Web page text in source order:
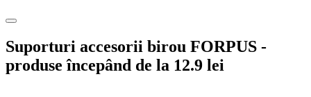
Suporturi accesorii birou FORPUS -
produse începând de la 12.9 lei